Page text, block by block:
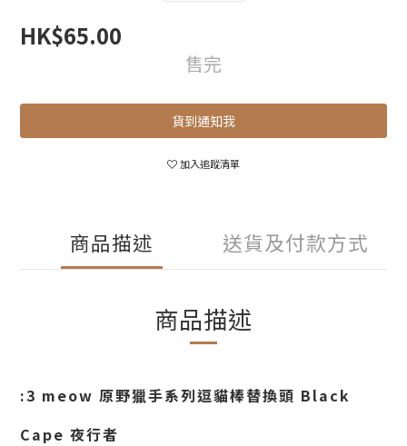
HK$65.00
售完
貨到通知我
加入追蹤清單
商品描述 送貨及付款方式
商品描述
:3 meow 原野獵手系列逗貓棒替換頭 Black
Cape 夜行者